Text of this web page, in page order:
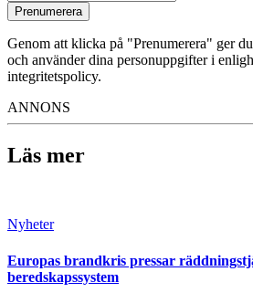
Prenumerera
Genom att klicka på "Prenumerera" ger
och använder dina personuppgifter i
integritetspolicy.
ANNONS
Läs mer
Nyheter
Europas brandkris pressar
beredskapssystem